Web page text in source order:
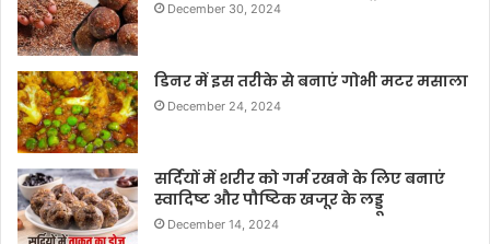
December 30, 2024
डिनर में इस तरीके से बनाएं गोभी मटर मसाला
December 24, 2024
सर्दियों में शरीर को गर्म रखने के लिए बनाएं
स्वादिष्ट और पौष्टिक खजूर के लड्डू
December 14, 2024